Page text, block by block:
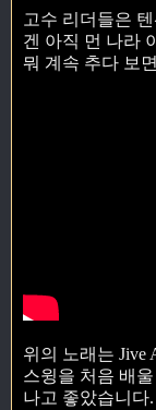
고수 리더들은
겐 아직 먼 나라
뭐 계속 추다 보
위의 노래는 Jive
스윙을 처음 배
나고 좋았습니다.